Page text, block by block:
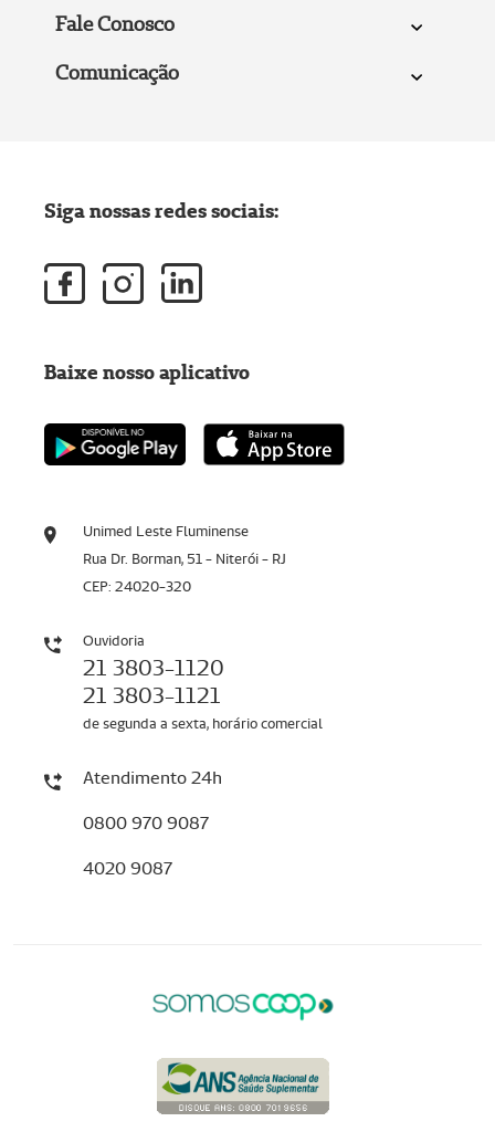
Fale Conosco
Comunicação
Unimed Leste Fluminense
Rua Dr. Borman, 51 - Niterói - RJ
CEP: 24020-320
Ouvidoria
21 3803-1120
21 3803-1121
de segunda a sexta, horário comercial
Atendimento 24h
0800 970 9087
4020 9087
Siga nossas redes sociais:
Baixe nosso aplicativo